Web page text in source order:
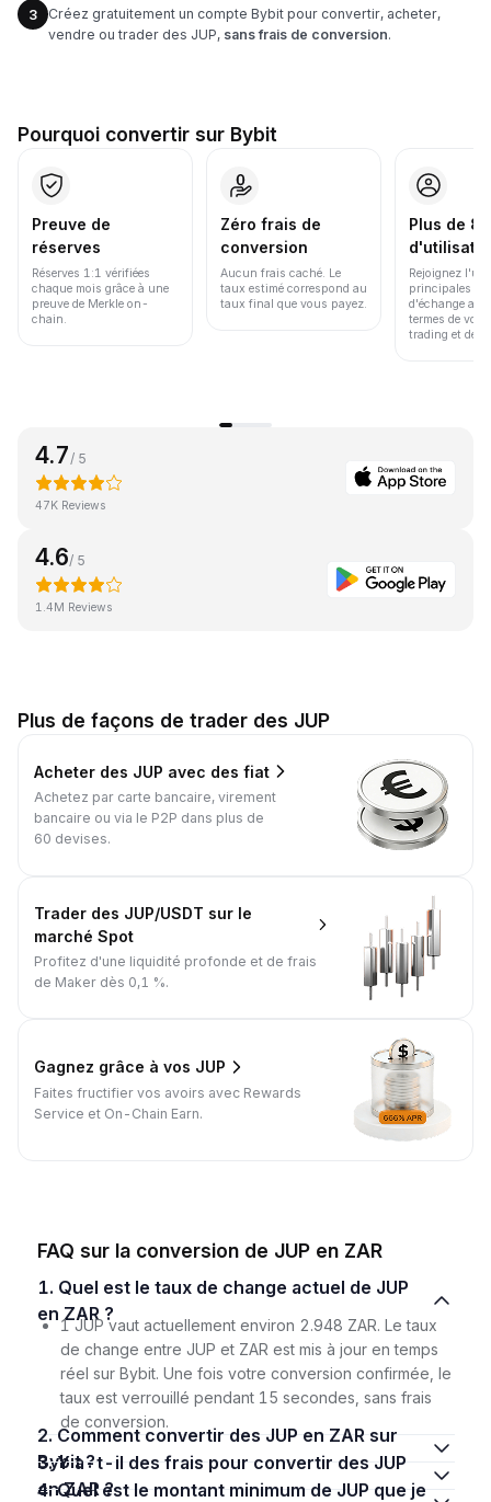
3
Créez gratuitement un compte Bybit pour convertir, acheter,
vendre ou trader des JUP, sans frais de conversion.
Pourquoi convertir sur Bybit
Preuve de
réserves
Réserves 1:1 vérifiées
chaque mois grâce à une
preuve de Merkle on-
chain.
Zéro frais de
conversion
Aucun frais caché. Le
taux estimé correspond au
taux final que vous payez.
Plus de
Rejoignez
principales
d'échange au
termes de
trading et de
4.7 / 5
47K Reviews
4.6/ 5
1.4M Reviews
Plus de façons de trader des JUP
Acheter des JUP avec des fiat
Achetez par carte bancaire, virement
bancaire ou via le P2P dans plus de
60 devises.
Trader des JUP/USDT sur le
marché Spot
Profitez d'une liquidité profonde et de frais
de Maker dès 0,1 %.
Gagnez grâce à vos JUP
Faites fructifier vos avoirs avec Rewards
Service et On-Chain Earn.
FAQ sur la conversion de JUP en ZAR
1. Quel est le taux de change actuel de JUP
en ZAR ?
1 JUP vaut actuellement environ 2.948 ZAR. Le taux
de change entre JUP et ZAR est mis à jour en temps
réel sur Bybit. Une fois votre conversion confirmée, le
taux est verrouillé pendant 15 secondes, sans frais
de conversion.
2. Comment convertir des JUP en ZAR sur
Bybit ?
3. Y a-t-il des frais pour convertir des JUP
en ZAR ?
4. Quel est le montant minimum de JUP que je